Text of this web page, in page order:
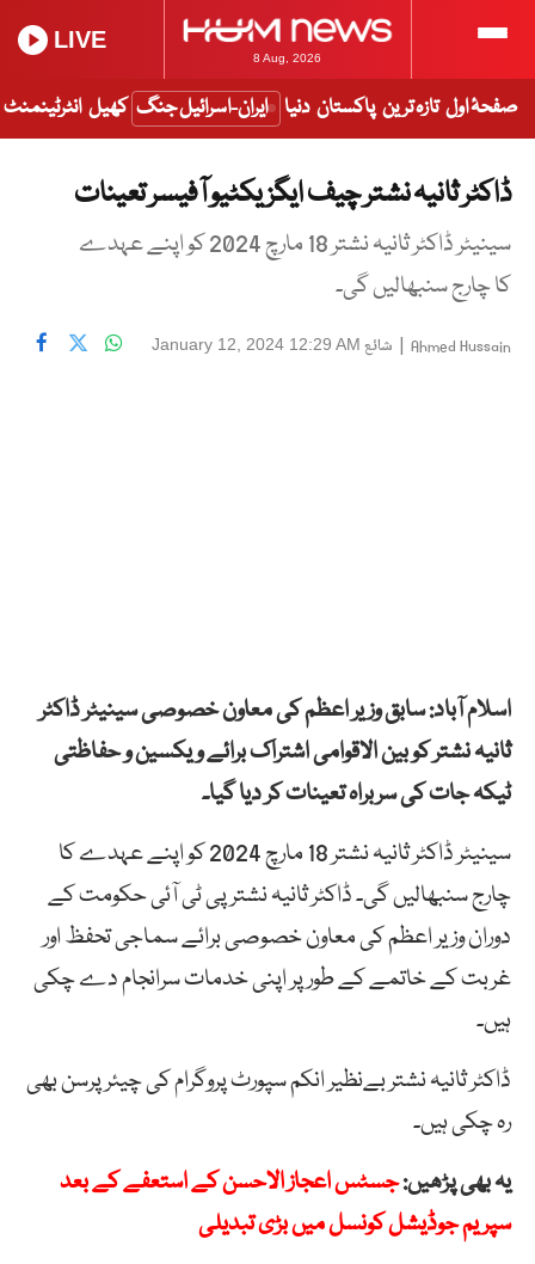
8 Aug, 2026
LIVE
صفحۂ اول تازہ ترین پاکستان دنیا ایران-اسرائیل جنگ کھیل انٹرٹینمنٹ
ڈاکٹر ثانیہ نشتر چیف ایگزیکٹیو آفیسر تعینات
سینیٹر ڈاکٹر ثانیہ نشتر 18 مارچ 2024 کو اپنے عہدے
کا چارج سنبھالیں گی۔
Ahmed Hussain
| شائع January 12, 2024 12:29 AM
اسلام آباد: سابق وزیر اعظم کی معاون خصوصی سینیٹر ڈاکٹر
ثانیہ نشتر کو بین الاقوامی اشتراک برائے ویکسین و حفاظتی
ٹیکہ جات کی سربراہ تعینات کر دیا گیا۔
سینیٹر ڈاکٹر ثانیہ نشتر 18 مارچ 2024 کو اپنے عہدے کا
چارج سنبھالیں گی۔ ڈاکٹر ثانیہ نشتر پی ٹی آئی حکومت کے
دوران وزیر اعظم کی معاون خصوصی برائے سماجی تحفظ اور
غربت کے خاتمے کے طور پر اپنی خدمات سرانجام دے چکی
ہیں۔
ڈاکٹر ثانیہ نشتر بےنظیر انکم سپورٹ پروگرام کی چیئرپرسن بھی
رہ چکی ہیں۔
یہ بھی پڑھیں:جسٹس اعجاز الاحسن کے استعفے کے بعد
سپریم جوڈیشل کونسل میں بڑی تبدیلی